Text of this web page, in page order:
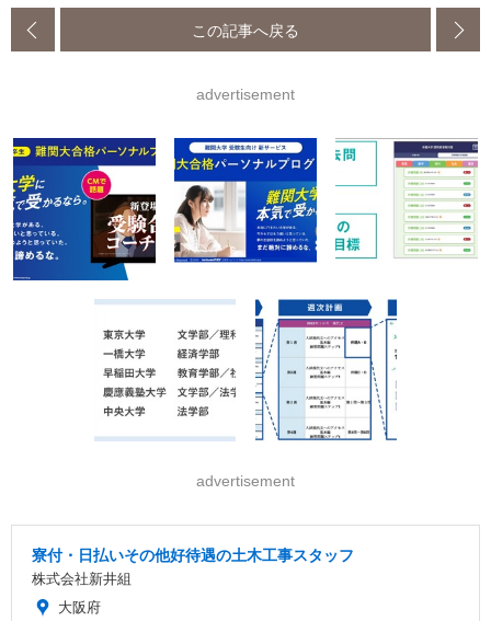
この記事へ戻る
advertisement
advertisement
寮付・日払いその他好待遇の土木工事スタッフ
株式会社新井組
大阪府